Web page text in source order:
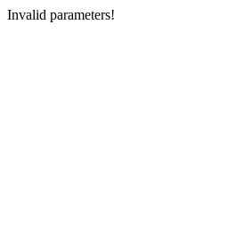
Invalid parameters!